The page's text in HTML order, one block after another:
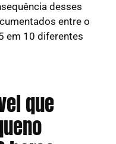
desses
entre o
em 10 diferentes
que